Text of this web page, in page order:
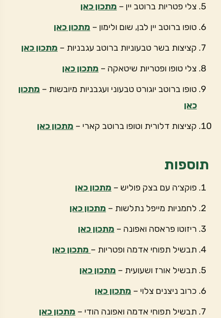
צלי פטריות ברוטב יין – מתכון כאן
טופו ברוטב יין לבן, שום ולימון – מתכון כאן
קציצות בשר טבעוניות ברוטב עגבניות – מתכון כאן
צלי טופו ופטריות שיטאקה – מתכון כאן
טופו ברוטב יוגורט טבעוני ועגבניות מיובשות – מתכון
כאן
קציצות דלורית וטופו ברוטב קארי – מתכון כאן
תוספות
פוקצ׳ה עם בצק פוליש – מתכון כאן
לחמניות מייפל נתלשות – מתכון כאן
ריזוטו פראסה ואפונה – מתכון כאן
תבשיל תפוחי אדמה ופטריות – מתכון כאן
תבשיל אורז ושעועית – מתכון כאן
כרוב ניצנים צלוי – מתכון כאן
תבשיל תפוחי אדמה ואפונה הודי – מתכון כאן